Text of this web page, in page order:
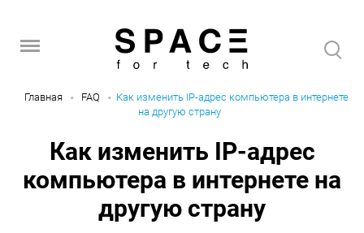
Главная FAQ
Как изменить IP-адрес компьютера в интернете
на другую страну
Как изменить IP-адрес
компьютера в интернете на
другую страну